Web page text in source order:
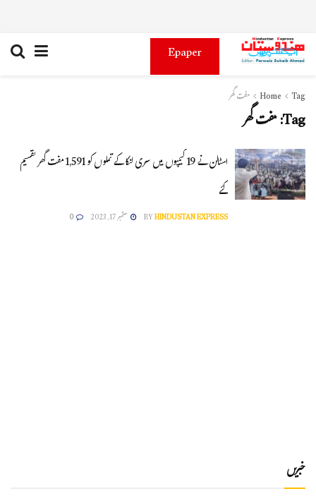
Epaper
Home Tag مفت گھر
Tag:مفت گھر
اسٹالن نے 19 کیمپوں میں سری لنکا کے تملوں کو 1,591 مفت گھر تقسیم
کئے
BYHINDUSTAN EXPRESS ستمبر 17, 2023 0
خبریں